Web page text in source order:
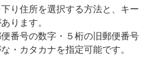
り住所を選択する方法と、キー
ります。
番号の数字・５桁の旧郵便番号
・カタカナを指定可能です。